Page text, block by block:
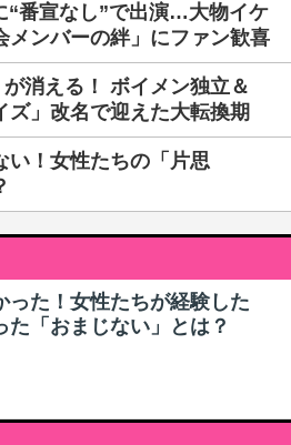
“番宣なし”で出演…大物イケ
メンバーの絆」にファン歓喜
が消える！ ボイメン独立＆
ズ」改名で迎えた大転換期
い！女性たちの「片思
った！女性たちが経験した
た「おまじない」とは？